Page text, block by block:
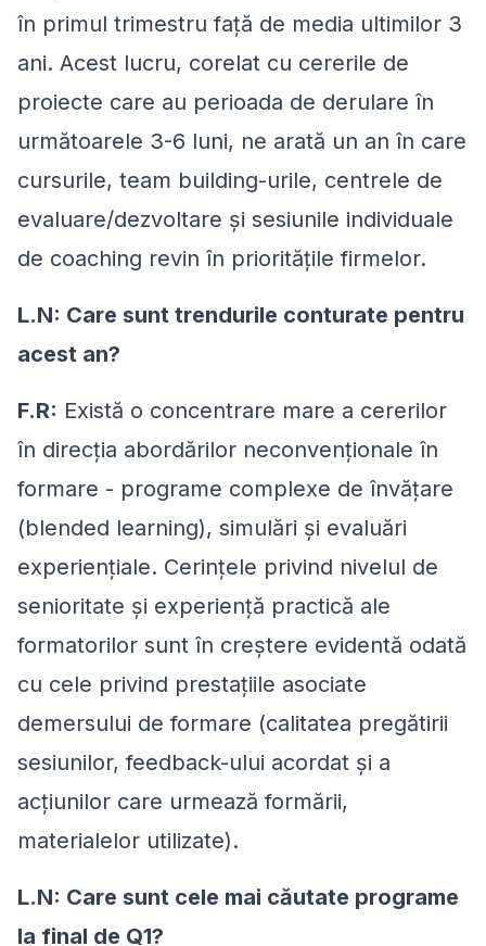
în primul trimestru față de media ultimilor 3
ani. Acest lucru, corelat cu cererile de
proiecte care au perioada de derulare în
următoarele 3-6 luni, ne arată un an în care
cursurile, team building-urile, centrele de
evaluare/dezvoltare şi sesiunile individuale
de coaching revin în prioritățile firmelor.
L.N: Care sunt trendurile conturate pentru
acest an?
F.R: Există o concentrare mare a cererilor
în direcția abordărilor neconvenționale în
formare - programe complexe de învățare
(blended learning), simulări și evaluări
experiențiale. Cerințele privind nivelul de
senioritate şi experiență practică ale
formatorilor sunt în creștere evidentă odată
cu cele privind prestațiile asociate
demersului de formare (calitatea pregătirii
sesiunilor, feedback-ului acordat și a
acțiunilor care urmează formării,
materialelor utilizate).
L.N: Care sunt cele mai căutate programe
la final de Q1?